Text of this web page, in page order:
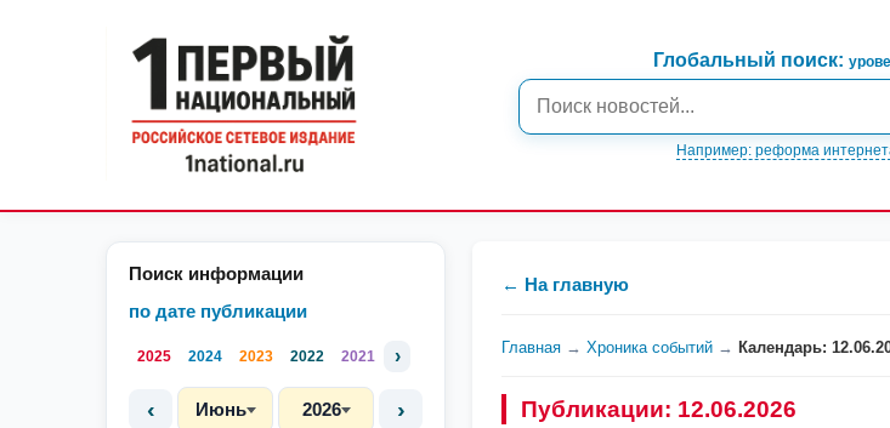
Глобальный поиск:
Например: реформа
Поиск информации
по дате публикации
2025 2024 2023 2022 2021 ›
‹ Июнь 2026 ›
← На главную
Главная → Хроника событий → Календарь:
Публикации: 12.06.2026